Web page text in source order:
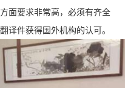
面要求非常高，必须有齐全
译件获得国外机构的认可。